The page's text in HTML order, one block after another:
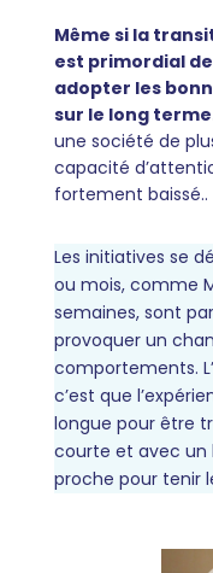
Même si la
est primordial
adopter les
sur le long
une société de
capacité
fortement baissé..
Les initiatives se
ou mois, comme
semaines, sont
provoquer un
comportements.
c’est que
longue pour être
courte et avec un
proche pour tenir